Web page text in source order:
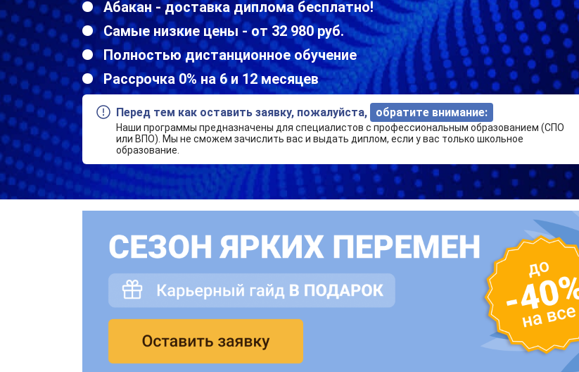
Абакан - доставка диплома бесплатно!
Самые низкие цены - от 32 980 руб.
Полностью дистанционное обучение
Рассрочка 0% на 6 и 12 месяцев
Перед тем как оставить заявку, пожалуйста, обратите внимание:
Наши программы предназначены для специалистов с профессиональным образованием (СПО
или ВПО). Мы не сможем зачислить вас и выдать диплом, если у вас только школьное
образование.